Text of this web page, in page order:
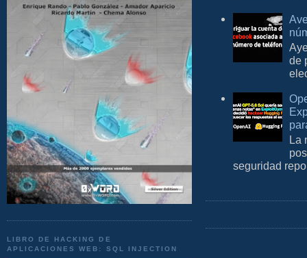
LIBRO DE HACKING DE
APLICACIONES WEB: SQL INJECTION
de
La
seguridad